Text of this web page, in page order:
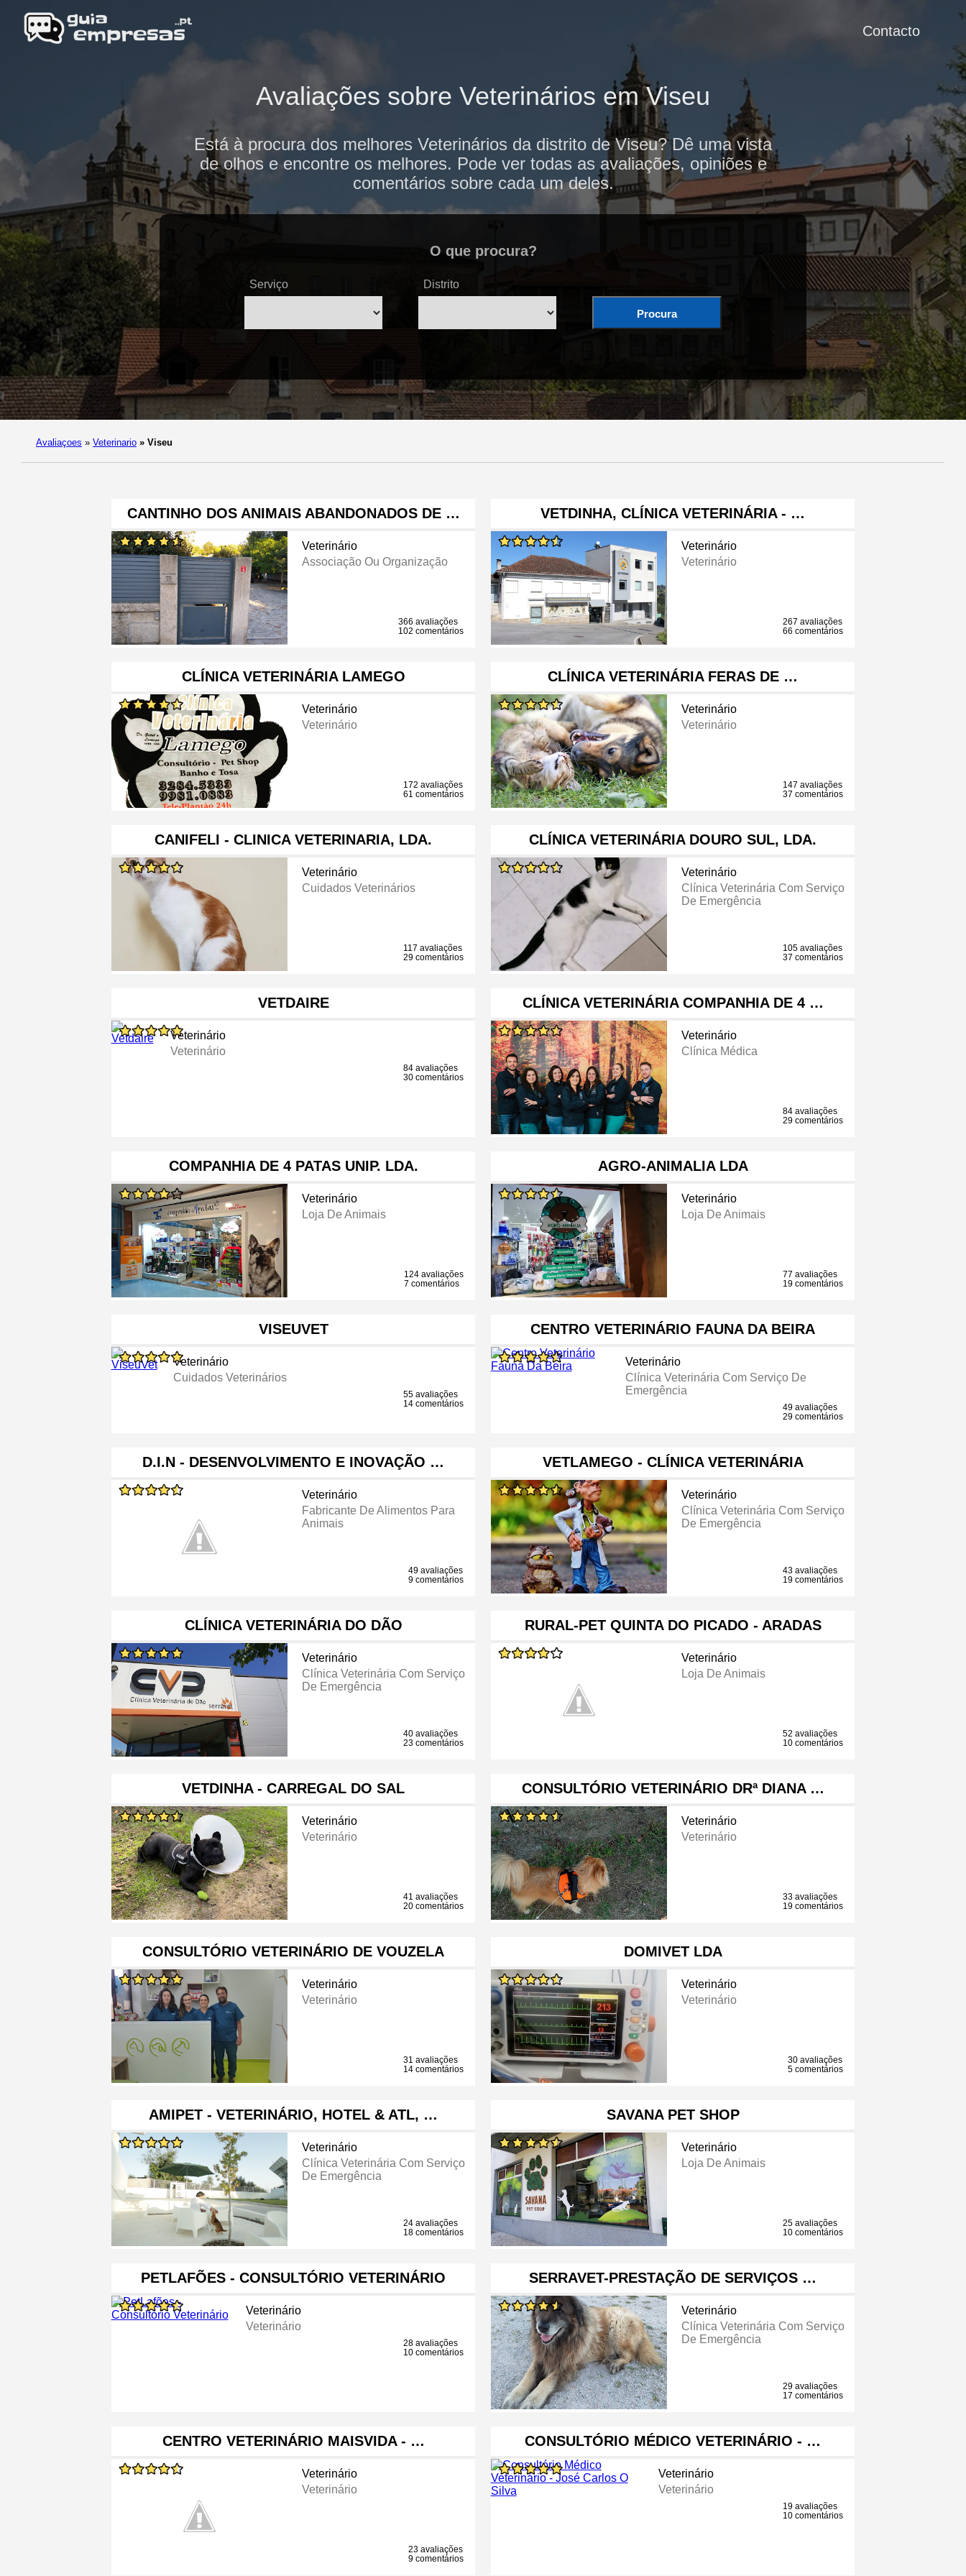
Contacto
Avaliações sobre Veterinários em Viseu
Está à procura dos melhores Veterinários da distrito de Viseu? Dê uma vista
de olhos e encontre os melhores. Pode ver todas as avaliações, opiniões e
comentários sobre cada um deles.
O que procura?
Serviço Distrito
Procura
Avaliaçoes » Veterinario » Viseu
CANTINHO DOS ANIMAIS ABANDONADOS DE …
Veterinário
Associação Ou Organização
366 avaliações
102 comentários
VETDINHA, CLÍNICA VETERINÁRIA - …
Veterinário
Veterinário
267 avaliações
66 comentários
CLÍNICA VETERINÁRIA LAMEGO
Veterinário
Veterinário
172 avaliações
61 comentários
CLÍNICA VETERINÁRIA FERAS DE …
Veterinário
Veterinário
147 avaliações
37 comentários
CANIFELI - CLINICA VETERINARIA, LDA.
Veterinário
Cuidados Veterinários
117 avaliações
29 comentários
CLÍNICA VETERINÁRIA DOURO SUL, LDA.
Veterinário
Clínica Veterinária Com Serviço
De Emergência
105 avaliações
37 comentários
VETDAIRE
Veterinário
Veterinário
84 avaliações
30 comentários
CLÍNICA VETERINÁRIA COMPANHIA DE 4 …
Veterinário
Clínica Médica
84 avaliações
29 comentários
COMPANHIA DE 4 PATAS UNIP. LDA.
Veterinário
Loja De Animais
124 avaliações
7 comentários
AGRO-ANIMALIA LDA
Veterinário
Loja De Animais
77 avaliações
19 comentários
VISEUVET
Veterinário
Cuidados Veterinários
55 avaliações
14 comentários
CENTRO VETERINÁRIO FAUNA DA BEIRA
Veterinário
Clínica Veterinária Com Serviço De
Emergência
49 avaliações
29 comentários
D.I.N - DESENVOLVIMENTO E INOVAÇÃO …
Veterinário
Fabricante De Alimentos Para
Animais
49 avaliações
9 comentários
VETLAMEGO - CLÍNICA VETERINÁRIA
Veterinário
Clínica Veterinária Com Serviço
De Emergência
43 avaliações
19 comentários
CLÍNICA VETERINÁRIA DO DÃO
Veterinário
Clínica Veterinária Com Serviço
De Emergência
40 avaliações
23 comentários
RURAL-PET QUINTA DO PICADO - ARADAS
Veterinário
Loja De Animais
52 avaliações
10 comentários
VETDINHA - CARREGAL DO SAL
Veterinário
Veterinário
41 avaliações
20 comentários
CONSULTÓRIO VETERINÁRIO DRª DIANA …
Veterinário
Veterinário
33 avaliações
19 comentários
CONSULTÓRIO VETERINÁRIO DE VOUZELA
Veterinário
Veterinário
31 avaliações
14 comentários
DOMIVET LDA
Veterinário
Veterinário
30 avaliações
5 comentários
AMIPET - VETERINÁRIO, HOTEL & ATL, …
Veterinário
Clínica Veterinária Com Serviço
De Emergência
24 avaliações
18 comentários
SAVANA PET SHOP
Veterinário
Loja De Animais
25 avaliações
10 comentários
PETLAFÕES - CONSULTÓRIO VETERINÁRIO
Veterinário
Veterinário
28 avaliações
10 comentários
SERRAVET-PRESTAÇÃO DE SERVIÇOS …
Veterinário
Clínica Veterinária Com Serviço
De Emergência
29 avaliações
17 comentários
CENTRO VETERINÁRIO MAISVIDA - …
Veterinário
Veterinário
23 avaliações
9 comentários
CONSULTÓRIO MÉDICO VETERINÁRIO - …
Veterinário
Veterinário
19 avaliações
10 comentários